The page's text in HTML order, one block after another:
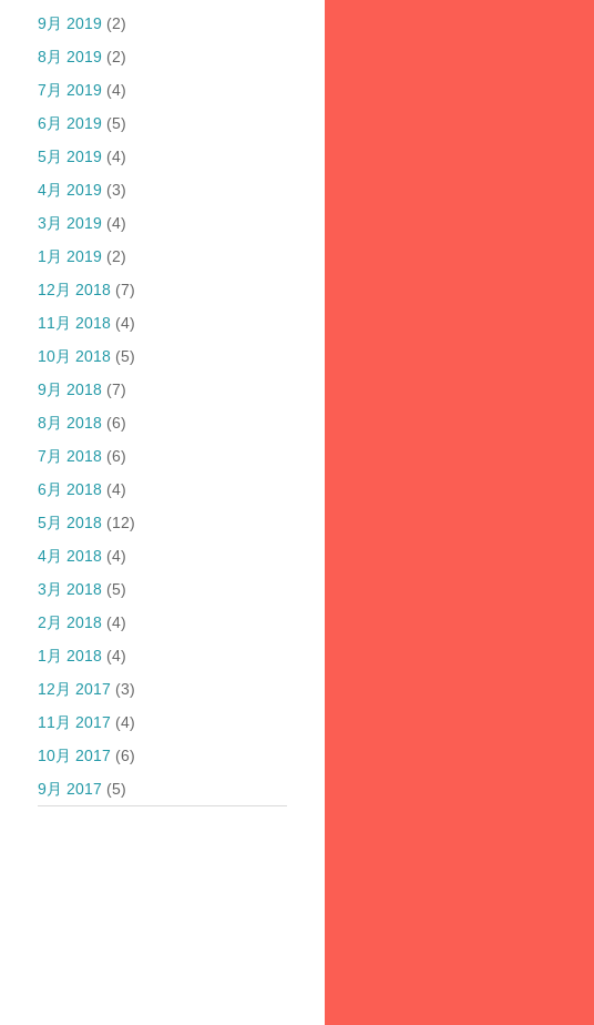
9月 2019 (2)
8月 2019 (2)
7月 2019 (4)
6月 2019 (5)
5月 2019 (4)
4月 2019 (3)
3月 2019 (4)
1月 2019 (2)
12月 2018 (7)
11月 2018 (4)
10月 2018 (5)
9月 2018 (7)
8月 2018 (6)
7月 2018 (6)
6月 2018 (4)
5月 2018 (12)
4月 2018 (4)
3月 2018 (5)
2月 2018 (4)
1月 2018 (4)
12月 2017 (3)
11月 2017 (4)
10月 2017 (6)
9月 2017 (5)